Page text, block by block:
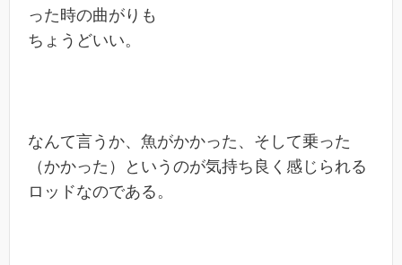
った時の曲がりも
ちょうどいい。
なんて言うか、魚がかかった、そして乗った
（かかった）というのが気持ち良く感じられる
ロッドなのである。